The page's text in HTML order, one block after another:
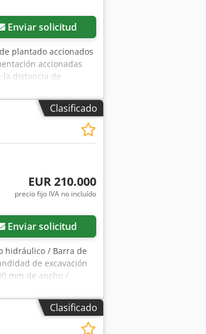
Enviar solicitud
plantado accionados
accionadas
distancia de
I Iefx Acbsha
Clasificado
EUR 210.000
precio fijo IVA no incluído
Enviar solicitud
hidráulico / Barra de
de excavación
mm de ancho /
Clasificado